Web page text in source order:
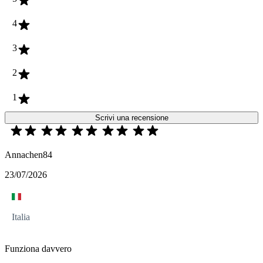
4
3
2
1
Scrivi una recensione
Annachen84
23/07/2026
Italia
Funziona davvero